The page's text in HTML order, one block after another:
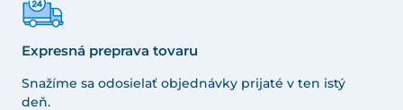
Expresná preprava tovaru
Snažíme sa odosielať objednávky prijaté v ten istý
deň.